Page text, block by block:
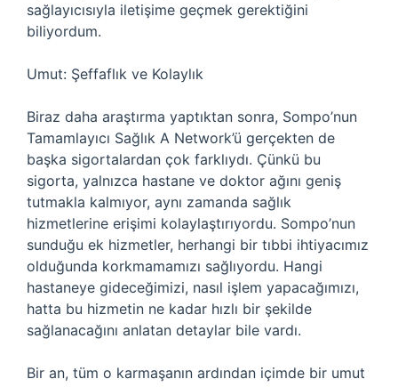
sağlayıcısıyla iletişime geçmek gerektiğini
biliyordum.
Umut: Şeffaflık ve Kolaylık
Biraz daha araştırma yaptıktan sonra, Sompo’nun
Tamamlayıcı Sağlık A Network’ü gerçekten de
başka sigortalardan çok farklıydı. Çünkü bu
sigorta, yalnızca hastane ve doktor ağını geniş
tutmakla kalmıyor, aynı zamanda sağlık
hizmetlerine erişimi kolaylaştırıyordu. Sompo’nun
sunduğu ek hizmetler, herhangi bir tıbbi ihtiyacımız
olduğunda korkmamamızı sağlıyordu. Hangi
hastaneye gideceğimizi, nasıl işlem yapacağımızı,
hatta bu hizmetin ne kadar hızlı bir şekilde
sağlanacağını anlatan detaylar bile vardı.
Bir an, tüm o karmaşanın ardından içimde bir umut